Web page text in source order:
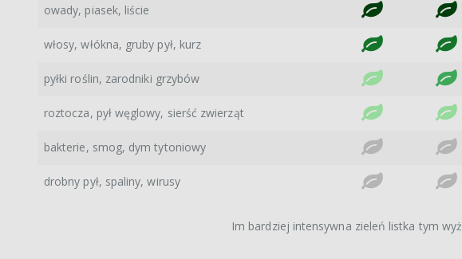
owady, piasek, liście
włosy, włókna, gruby pył, kurz
pyłki roślin, zarodniki grzybów
roztocza, pył węglowy, sierść zwierząt
bakterie, smog, dym tytoniowy
drobny pył, spaliny, wirusy
Im bardziej intensywna zieleń listka tym